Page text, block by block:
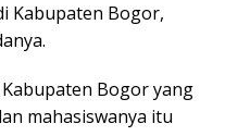
Kabupaten Bogor,
Bogor yang
mahasiswanya itu